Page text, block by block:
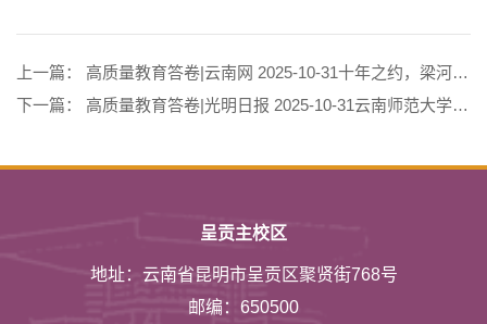
上一篇： 高质量教育答卷|云南网 2025-10-31十年之约，梁河花开——一所高校与一个县的双向奔赴
下一篇： 高质量教育答卷|光明日报 2025-10-31云南师范大学：以“双教协同”赋能新时代云南“县中振兴”
呈贡主校区
地址：云南省昆明市呈贡区聚贤街768号
邮编：650500